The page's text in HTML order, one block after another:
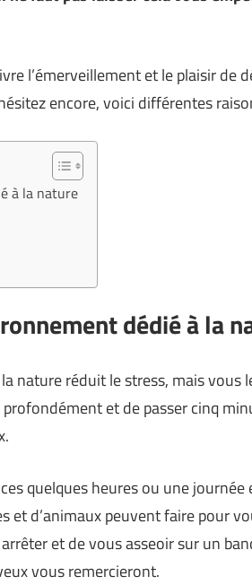
l’émerveillement et le plaisir de
encore, voici différentes
à la nature
dédié à la
nature réduit le stress, mais vous
et de passer cinq
quelques heures ou une
et d’animaux peuvent faire pour
et de vous asseoir sur un
vous remercieront.